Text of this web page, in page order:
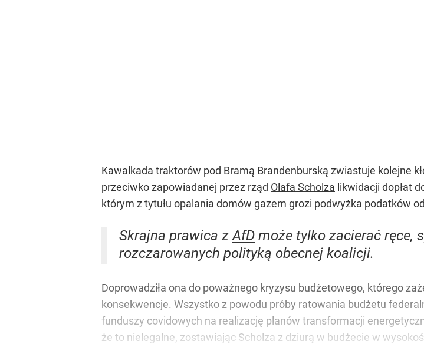
Kawalkada traktorów pod Bramą Brandenburską zwiastuje kolejne
przeciwko zapowiadanej przez rząd Olafa Scholza likwidacji dopłat
którym z tytułu opalania domów gazem grozi podwyżka podatków
Skrajna prawica zAfD może tylko zacierać ręce,
rozczarowanych polityką obecnej koalicji.
Doprowadziła ona do poważnego kryzysu budżetowego, którego
konsekwencje. Wszystko z powodu próby ratowania budżetu
funduszy covidowych na realizację planów transformacji
że to nielegalne, zostawiając Scholza z dziurą w budżecie w